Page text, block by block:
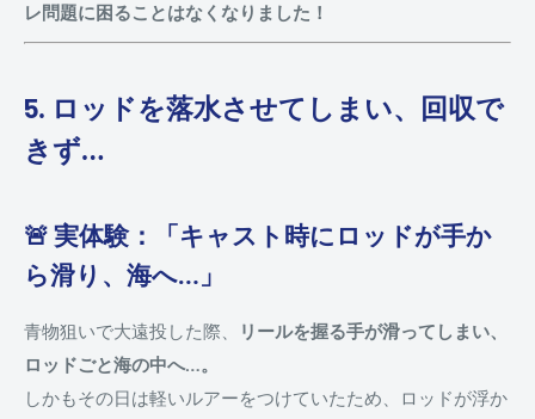
レ問題に困ることはなくなりました！
5. ロッドを落水させてしまい、回収で
きず…
🚨 実体験：「キャスト時にロッドが手か
ら滑り、海へ…」
青物狙いで大遠投した際、
リールを握る手が滑ってしまい、
ロッドごと海の中へ…。
しかもその日は軽いルアーをつけていたため、ロッドが浮か